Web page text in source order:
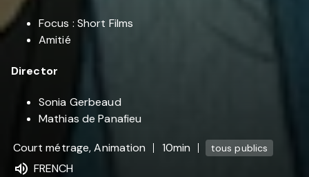
Focus : Short Films
Amitié
Director
Sonia Gerbeaud
Mathias de Panafieu
Court métrage, Animation
10min tous publics
FRENCH